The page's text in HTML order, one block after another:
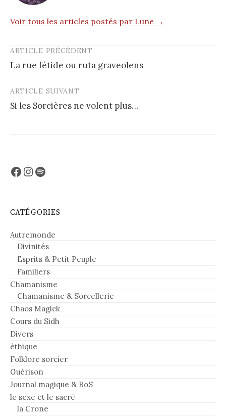
Voir tous les articles postés par Lune →
Post
navigation
ARTICLE PRÉCÉDENT
La rue fétide ou ruta graveolens
ARTICLE SUIVANT
Si les Sorcières ne volent plus…
Facebook
Instagram
Spotify
CATÉGORIES
Autremonde
Divinités
Esprits & Petit Peuple
Familiers
Chamanisme
Chamanisme & Sorcellerie
Chaos Magick
Cours du Sidh
Divers
éthique
Folklore sorcier
Guérison
Journal magique & BoS
le sexe et le sacré
la Crone